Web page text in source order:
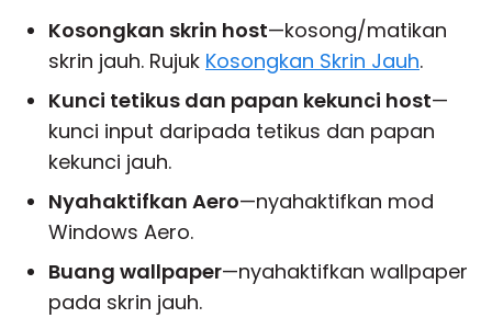
Kosongkan skrin host—kosong/matikan
skrin jauh. Rujuk Kosongkan Skrin Jauh.
Kunci tetikus dan papan kekunci host—
kunci input daripada tetikus dan papan
kekunci jauh.
Nyahaktifkan Aero—nyahaktifkan mod
Windows Aero.
Buang wallpaper—nyahaktifkan wallpaper
pada skrin jauh.